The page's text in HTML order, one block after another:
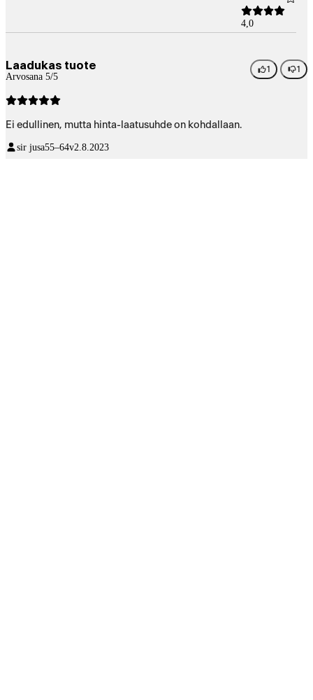
4,0
Laadukas tuote
Arvosana 5/5
1 1
Ei edullinen, mutta hinta-laatusuhde on kohdallaan.
sir jusa55–64v2.8.2023